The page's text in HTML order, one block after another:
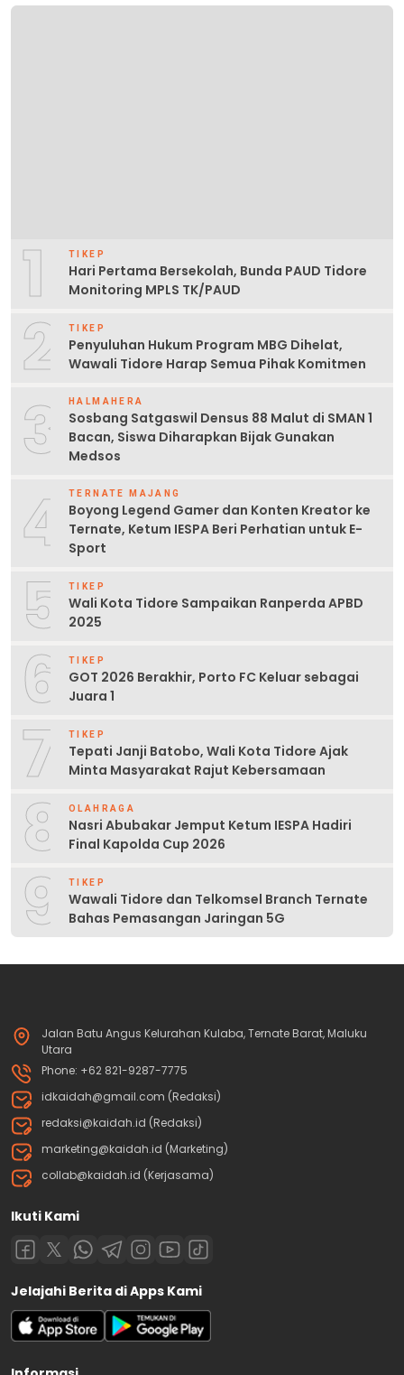
1 TIKEP
Hari Pertama Bersekolah, Bunda PAUD Tidore
Monitoring MPLS TK/PAUD
2 TIKEP
Penyuluhan Hukum Program MBG Dihelat,
Wawali Tidore Harap Semua Pihak Komitmen
3 HALMAHERA
Sosbang Satgaswil Densus 88 Malut di SMAN 1
Bacan, Siswa Diharapkan Bijak Gunakan
Medsos
4 TERNATE MAJANG
Boyong Legend Gamer dan Konten Kreator ke
Ternate, Ketum IESPA Beri Perhatian untuk E-
Sport
5 TIKEP
Wali Kota Tidore Sampaikan Ranperda APBD
2025
6 TIKEP
GOT 2026 Berakhir, Porto FC Keluar sebagai
Juara 1
7 TIKEP
Tepati Janji Batobo, Wali Kota Tidore Ajak
Minta Masyarakat Rajut Kebersamaan
8 OLAHRAGA
Nasri Abubakar Jemput Ketum IESPA Hadiri
Final Kapolda Cup 2026
9 TIKEP
Wawali Tidore dan Telkomsel Branch Ternate
Bahas Pemasangan Jaringan 5G
Jalan Batu Angus Kelurahan Kulaba, Ternate Barat, Maluku
Utara
Phone: +62 821-9287-7775
idkaidah@gmail.com (Redaksi)
redaksi@kaidah.id (Redaksi)
marketing@kaidah.id (Marketing)
collab@kaidah.id (Kerjasama)
Ikuti Kami
Jelajahi Berita di Apps Kami